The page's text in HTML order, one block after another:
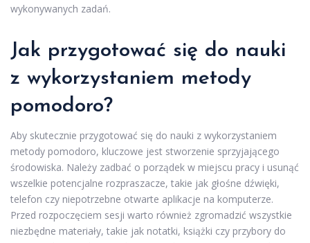
wykonywanych zadań.
Jak przygotować się do nauki
z wykorzystaniem metody
pomodoro?
Aby skutecznie przygotować się do nauki z wykorzystaniem
metody pomodoro, kluczowe jest stworzenie sprzyjającego
środowiska. Należy zadbać o porządek w miejscu pracy i usunąć
wszelkie potencjalne rozpraszacze, takie jak głośne dźwięki,
telefon czy niepotrzebne otwarte aplikacje na komputerze.
Przed rozpoczęciem sesji warto również zgromadzić wszystkie
niezbędne materiały, takie jak notatki, książki czy przybory do